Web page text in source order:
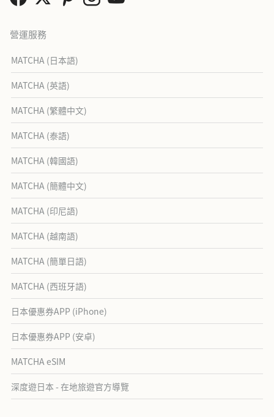
營運服務
MATCHA (日本語)
MATCHA (英語)
MATCHA (繁體中文)
MATCHA (泰語)
MATCHA (韓國語)
MATCHA (簡體中文)
MATCHA (印尼語)
MATCHA (越南語)
MATCHA (簡單日語)
MATCHA (西班牙語)
日本優惠券APP (iPhone)
日本優惠券APP (安卓)
MATCHA eSIM
深度遊日本 - 在地旅遊官方導覽